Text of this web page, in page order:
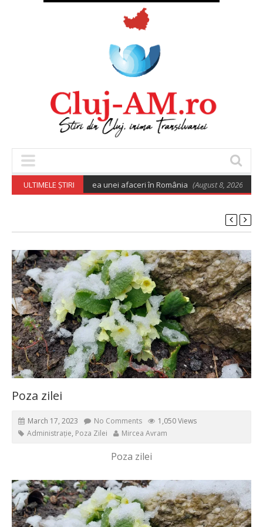
ULTIMELE ȘTIRI
pentru deschiderea unei afaceri în România (August 8, 2026 6:02 am)
Poza zilei
March 17, 2023 No Comments
1,050 Views
Administrație, Poza Zilei Mircea Avram
Poza zilei